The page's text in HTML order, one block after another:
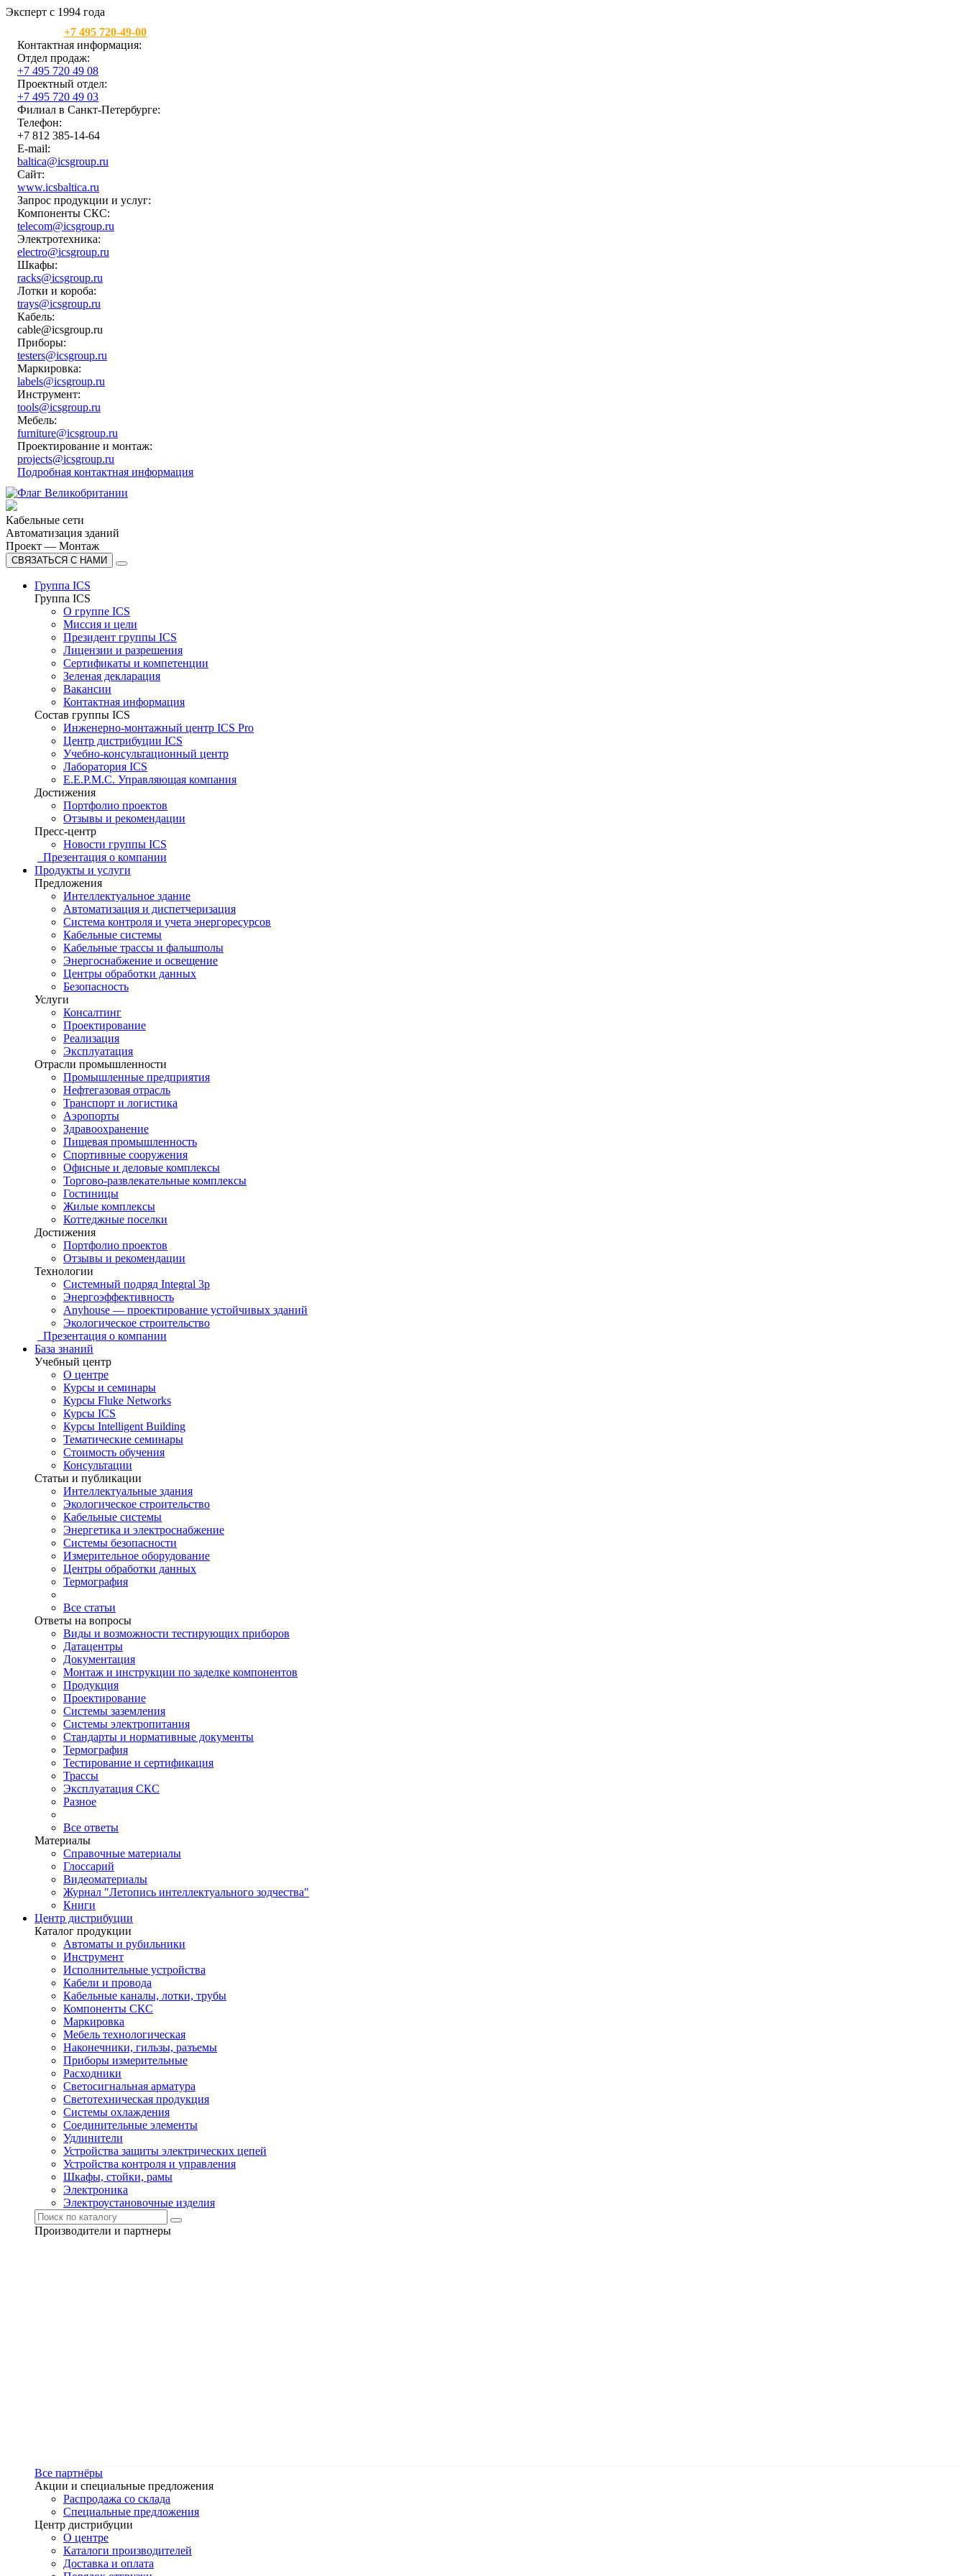
Эксперт с 1994 года
+7 495 720-49-00
Контактная информация:
Отдел продаж:
+7 495 720 49 08
Проектный отдел:
+7 495 720 49 03
Филиал в Санкт-Петербурге:
Телефон:
+7 812 385-14-64
E-mail:
baltica@icsgroup.ru
Сайт:
www.icsbaltica.ru
Запрос продукции и услуг:
Компоненты СКС:
telecom@icsgroup.ru
Электротехника:
electro@icsgroup.ru
Шкафы:
racks@icsgroup.ru
Лотки и короба:
trays@icsgroup.ru
Кабель:
cable@icsgroup.ru
Приборы:
testers@icsgroup.ru
Маркировка:
labels@icsgroup.ru
Инструмент:
tools@icsgroup.ru
Мебель:
furniture@icsgroup.ru
Проектирование и монтаж:
projects@icsgroup.ru
Подробная контактная информация
Кабельные сети
Автоматизация зданий
Проект — Монтаж
СВЯЗАТЬСЯ С НАМИ
Группа ICS
Группа ICS
О группе ICS
Миссия и цели
Президент группы ICS
Лицензии и разрешения
Сертификаты и компетенции
Зеленая декларация
Вакансии
Контактная информация
Состав группы ICS
Инженерно-монтажный центр ICS Pro
Центр дистрибуции ICS
Учебно-консультационный центр
Лаборатория ICS
E.E.P.M.C. Управляющая компания
Достижения
Портфолио проектов
Отзывы и рекомендации
Пресс-центр
Новости группы ICS
Презентация о компании
Продукты и услуги
Предложения
Интеллектуальное здание
Автоматизация и диспетчеризация
Система контроля и учета энергоресурсов
Кабельные системы
Кабельные трассы и фальшполы
Энергоснабжение и освещение
Центры обработки данных
Безопасность
Услуги
Консалтинг
Проектирование
Реализация
Эксплуатация
Отрасли промышленности
Промышленные предприятия
Нефтегазовая отрасль
Транспорт и логистика
Аэропорты
Здравоохранение
Пищевая промышленность
Спортивные сооружения
Офисные и деловые комплексы
Торгово-развлекательные комплексы
Гостиницы
Жилые комплексы
Коттеджные поселки
Достижения
Портфолио проектов
Отзывы и рекомендации
Технологии
Системный подряд Integral 3p
Энергоэффективность
Anyhouse — проектирование устойчивых зданий
Экологическое строительство
Презентация о компании
База знаний
Учебный центр
О центре
Курсы и семинары
Курсы Fluke Networks
Курсы ICS
Курсы Intelligent Building
Тематические семинары
Стоимость обучения
Консультации
Статьи и публикации
Интеллектуальные здания
Экологическое строительство
Кабельные системы
Энергетика и электроснабжение
Системы безопасности
Измерительное оборудование
Центры обработки данных
Термография
Все статьи
Ответы на вопросы
Виды и возможности тестирующих приборов
Датацентры
Документация
Монтаж и инструкции по заделке компонентов
Продукция
Проектирование
Системы заземления
Системы электропитания
Стандарты и нормативные документы
Термография
Тестирование и сертификация
Трассы
Эксплуатация СКС
Разное
Все ответы
Материалы
Справочные материалы
Глоссарий
Видеоматериалы
Журнал "Летопись интеллектуального зодчества"
Книги
Центр дистрибуции
Каталог продукции
Автоматы и рубильники
Инструмент
Исполнительные устройства
Кабели и провода
Кабельные каналы, лотки, трубы
Компоненты СКС
Маркировка
Мебель технологическая
Наконечники, гильзы, разъемы
Приборы измерительные
Расходники
Светосигнальная арматура
Светотехническая продукция
Системы охлаждения
Соединительные элементы
Удлинители
Устройства защиты электрических цепей
Устройства контроля и управления
Шкафы, стойки, рамы
Электроника
Электроустановочные изделия
Производители и партнеры
Все партнёры
Акции и специальные предложения
Распродажа со склада
Специальные предложения
Центр дистрибуции
О центре
Каталоги производителей
Доставка и оплата